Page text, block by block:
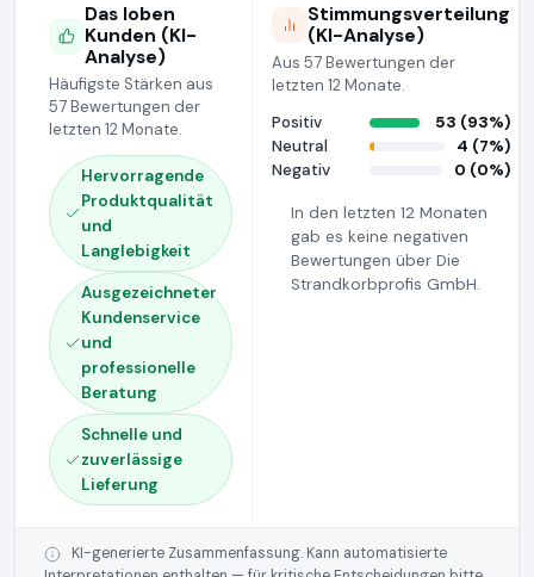
Das loben
Kunden (KI-
Analyse)
Häufigste Stärken aus
57 Bewertungen der
letzten 12 Monate.
Hervorragende
Produktqualität
und
Langlebigkeit
Ausgezeichneter
Kundenservice
und
professionelle
Beratung
Schnelle und
zuverlässige
Lieferung
Stimmungsverteilung
(KI-Analyse)
Aus 57 Bewertungen der
letzten 12 Monate.
Positiv
53 (93%)
Neutral
4 (7%)
Negativ
0 (0%)
In den letzten 12 Monaten
gab es keine negativen
Bewertungen über Die
Strandkorbprofis GmbH.
KI-generierte Zusammenfassung. Kann automatisierte